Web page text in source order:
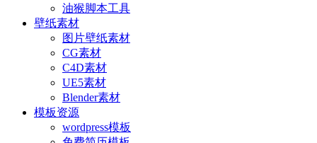
油猴脚本工具
壁纸素材
图片壁纸素材
CG素材
C4D素材
UE5素材
Blender素材
模板资源
wordpress模板